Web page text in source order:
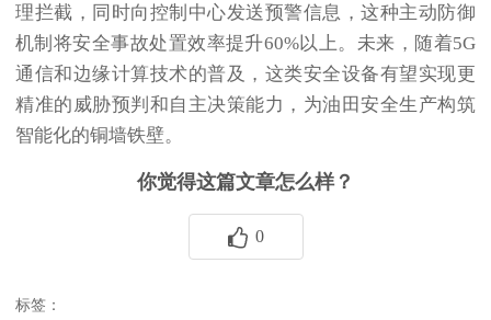
理拦截，同时向控制中心发送预警信息，这种主动防御
机制将安全事故处置效率提升60%以上。未来，随着5G
通信和边缘计算技术的普及，这类安全设备有望实现更
精准的威胁预判和自主决策能力，为油田安全生产构筑
智能化的铜墙铁壁。
你觉得这篇文章怎么样？
0
标签：